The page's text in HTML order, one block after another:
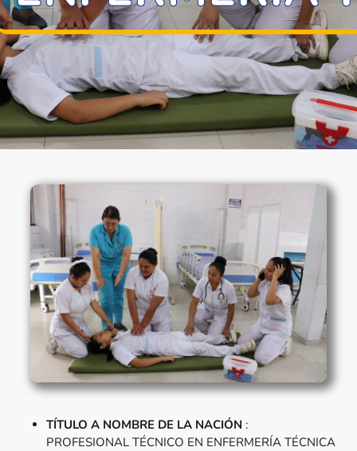
TÍTULO A NOMBRE DE LA NACIÓN :
PROFESIONAL TÉCNICO EN ENFERMERÍA TÉCNICA